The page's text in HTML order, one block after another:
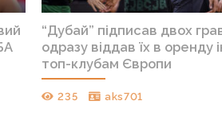
“Дубай” підписав двох
одразу віддав їх в оренду
топ-клубам Європи
235 aks701